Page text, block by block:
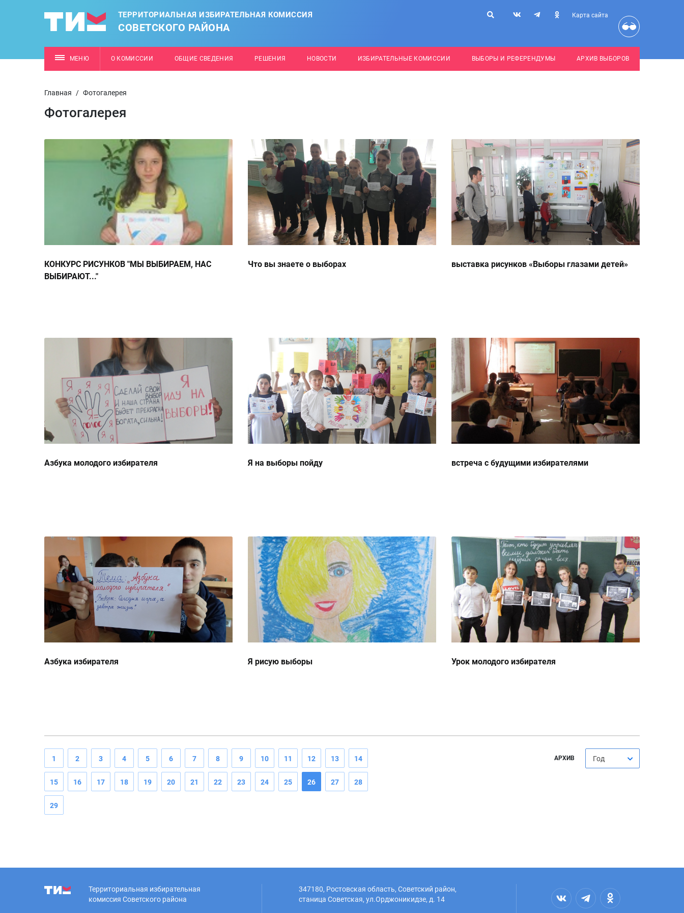
ТЕРРИТОРИАЛЬНАЯ ИЗБИРАТЕЛЬНАЯ КОМИССИЯ
СОВЕТСКОГО РАЙОНА
Карта сайта
МЕНЮ О КОМИССИИ ОБЩИЕ СВЕДЕНИЯ РЕШЕНИЯ НОВОСТИ ИЗБИРАТЕЛЬНЫЕ КОМИССИИ ВЫБОРЫ И РЕФЕРЕНДУМЫ АРХИВ ВЫБОРОВ
Главная / Фотогалерея
Фотогалерея
КОНКУРС РИСУНКОВ "МЫ ВЫБИРАЕМ, НАС
ВЫБИРАЮТ..."
Что вы знаете о выборах выставка рисунков «Выборы глазами детей»
Азбука молодого избирателя Я на выборы пойду встреча с будущими избирателями
Азбука избирателя Я рисую выборы Урок молодого избирателя
1 2 3 4 5 6 7 8 9 10 11 12 13 14
15 16 17 18 19 20 21 22 23 24 25 26 27 28
29
АРХИВ Год
Территориальная избирательная
комиссия Советского района
347180, Ростовская область, Советский район,
станица Советская, ул.Орджоникидзе, д. 14